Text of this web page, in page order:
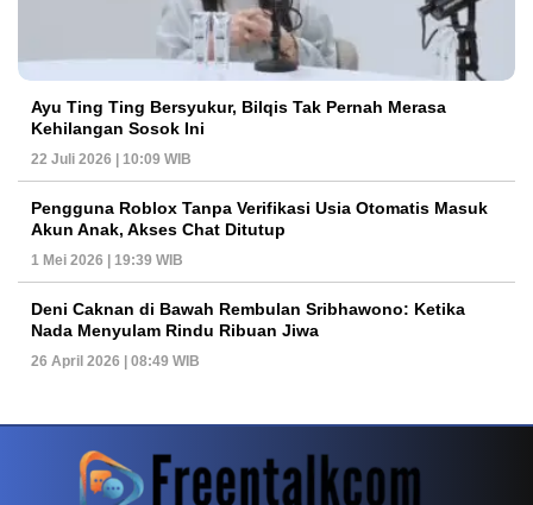
Ayu Ting Ting Bersyukur, Bilqis Tak Pernah Merasa
Kehilangan Sosok Ini
22 Juli 2026 | 10:09 WIB
Pengguna Roblox Tanpa Verifikasi Usia Otomatis Masuk
Akun Anak, Akses Chat Ditutup
1 Mei 2026 | 19:39 WIB
Deni Caknan di Bawah Rembulan Sribhawono: Ketika
Nada Menyulam Rindu Ribuan Jiwa
26 April 2026 | 08:49 WIB